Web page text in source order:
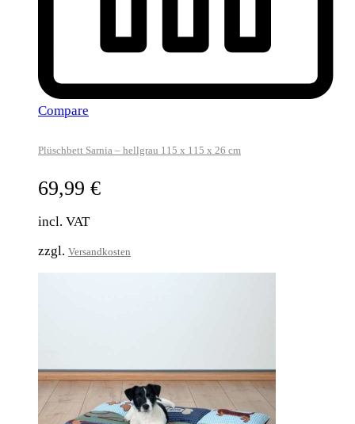
Compare
Plüschbett Sarnia – hellgrau 115 x 115 x 26 cm
69,99 €
incl. VAT
zzgl. Versandkosten